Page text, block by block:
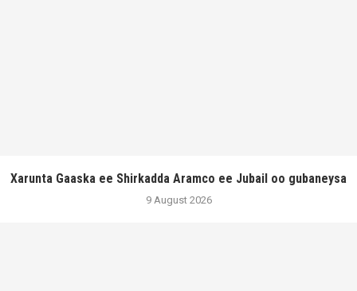
Xarunta Gaaska ee Shirkadda Aramco ee Jubail oo gubaneysa
9 August 2026